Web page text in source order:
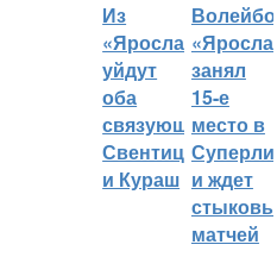
Из
«Ярославича»
уйдут
оба
связующих:
Свентицкис
и Кураш
занял
15-е
место в
и ждет
стыковых
матчей